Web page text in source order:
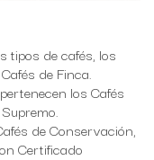
tipos de cafés, los
de Finca.
los Cafés
de Conservación,
Certificado